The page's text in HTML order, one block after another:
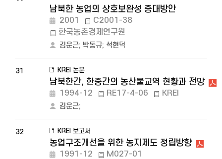
남북한 농업의 상호보완성 증대방안
2001
C2001-38
한국농촌경제연구원
김운근; 박동규; 석현덕
31 KREI 논문
남북한간, 한중간의 농산물교역 현황과 전망
1994-12 RE17-4-06 KREI
김운근;
32 KREI 보고서
농업구조개선을 위한 농지제도 정립방향
1991-12 M027-01